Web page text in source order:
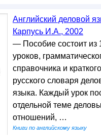
Английский деловой
Карпусь И.А., 2002
— Пособие состоит из
уроков,
справочника и
русского словаря
языка. Каждый урок
отдельной теме
отношений, …
Книги по английскому языку